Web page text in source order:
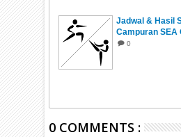
Jadwal & Hasil
Campuran SEA
Thailand
0
0 COMMENTS :